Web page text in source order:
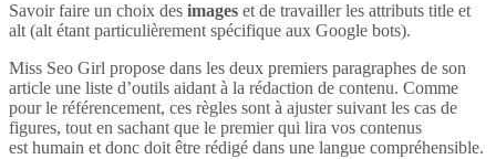
Savoir faire un choix des images et de travailler les attributs title et
alt (alt étant particulièrement spécifique aux Google bots).
Miss Seo Girl propose dans les deux premiers paragraphes de son
article une liste d’outils aidant à la rédaction de contenu. Comme
pour le référencement, ces règles sont à ajuster suivant les cas de
figures, tout en sachant que le premier qui lira vos contenus
est humain et donc doit être rédigé dans une langue compréhensible.